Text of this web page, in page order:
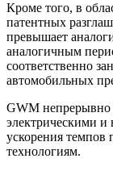
Кроме того, в
патентных
превышает
аналогичным
соответственно
автомобильных
GWM непрерывно
электрическими
ускорения темпов
технологиям.